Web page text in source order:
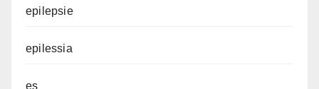
epilepsie
epilessia
es